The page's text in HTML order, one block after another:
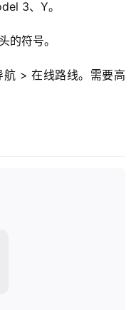
3、Y。
的符号。
> 在线路线。需要高